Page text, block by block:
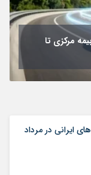
مرکزی تا
ایرانی در مرداد